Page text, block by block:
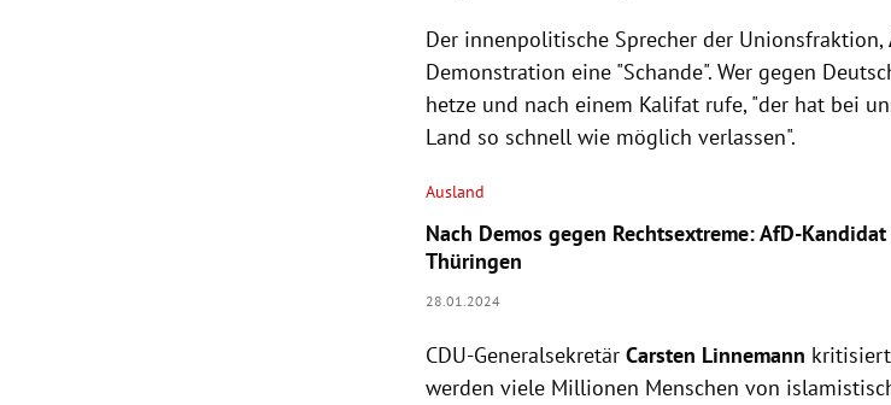
Der innenpolitische Sprecher der Unionsfraktion,
Demonstration eine "Schande". Wer gegen
hetze und nach einem Kalifat rufe, "der hat bei
Land so schnell wie möglich verlassen".
Ausland
Nach Demos gegen Rechtsextreme: AfD-
Thüringen
28.01.2024
CDU-GeneralsekretärCarsten Linnemann
werden viele Millionen Menschen von